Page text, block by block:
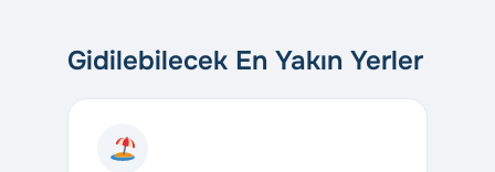
Gidilebilecek En Yakın Yerler